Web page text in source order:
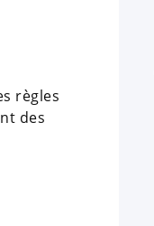
règles
des